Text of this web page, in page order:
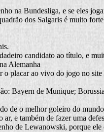
na Bundesliga, e se eles
dos Salgaris é muito
candidato ao título, e
Alemanha
placar ao vivo do jogo no
Bayern de Munique;
de o melhor goleiro do
e também de fazer uma
de Lewanowski, porque